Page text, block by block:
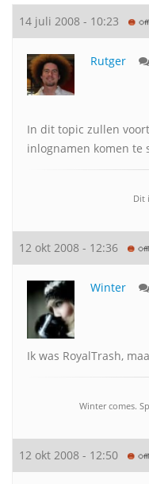
14 juli 2008 - 10:23
Rutger
In dit topic zullen
inlognamen komen te
Dit
12 okt 2008 - 12:36
Winter
Ik was RoyalTrash,
Winter comes.
12 okt 2008 - 12:50